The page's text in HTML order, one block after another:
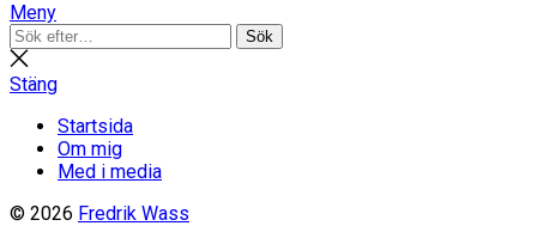
Meny
Sök
efter:
Sök
Stäng
sökning
Stäng
Startsida
Om mig
Med i media
© 2026 Fredrik Wass